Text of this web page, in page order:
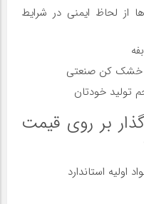
از لحاظ ایمنی در شرایط
خشک کن صنعتی
تولید خودتان
بر روی قیمت
استاندارد